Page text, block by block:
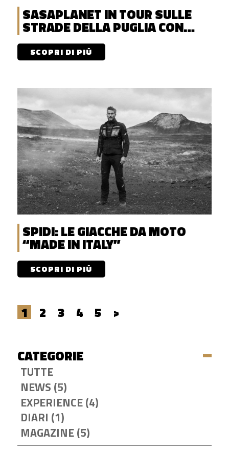
SASAPLANET IN TOUR SULLE
STRADE DELLA PUGLIA CON
DISCOVERENT
SCOPRI DI PIÙ
SPIDI: LE GIACCHE DA MOTO
“MADE IN ITALY”
SCOPRI DI PIÙ
1 2 3 4 5 >
CATEGORIE
TUTTE
NEWS (5)
EXPERIENCE (4)
DIARI (1)
MAGAZINE (5)